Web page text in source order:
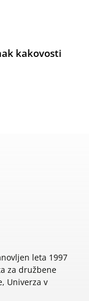
kakovosti
leta 1997
za družbene
Univerza v